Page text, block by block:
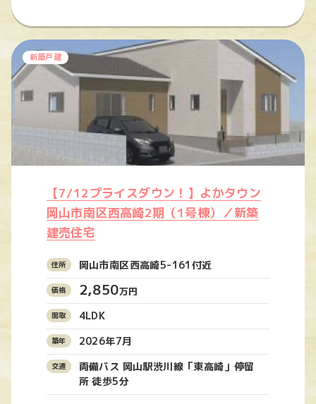
新築戸建
【7/12プライスダウン！】よかタウン
岡山市南区西高崎2期（1号棟）／新築
建売住宅
岡山市南区西高崎5-161付近
2,850万円
4LDK
2026年7月
両備バス 岡山駅渋川線「東高崎」停留
所 徒歩5分